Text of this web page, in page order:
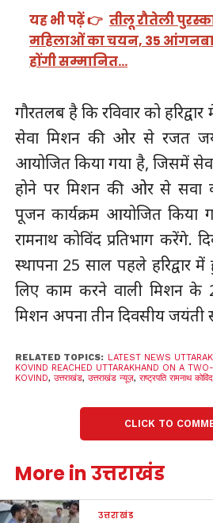
यह भी पढ़ें 👉 तीलू रौतेली
महिलाओं का चयन, 35
होंगी सम्मानित…
गौरतलब है कि रविवार को
सेवा मिशन की ओर से रजत
आयोजित किया गया है, जिसमें
होने पर मिशन की ओर से सवा
पूजन कार्यक्रम आयोजित किया
रामनाथ कोविंद प्रतिभाग करेंगे.
स्थापना 25 साल पहले हरिद्वार
लिए काम करने वाली मिशन के
मिशन अपना तीन दिवसीय जयंती
RELATED TOPICS: LATEST NEWS
KOVIND REACHED UTTARAKHAND ON A
KOVIND, उत्तराखंड, उत्तराखंड न्यूज़, राष्ट्रपति रामनाथ
CLICK TO
More in उत्तराखंड
उत्तराखंड